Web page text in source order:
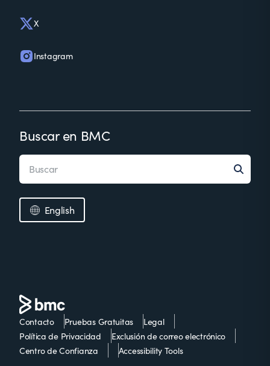
X
Instagram
Buscar en BMC
English
Contacto Pruebas Gratuitas
Legal
Política de Privacidad
Exclusión de correo electrónico
Centro de Confianza
Accessibility Tools